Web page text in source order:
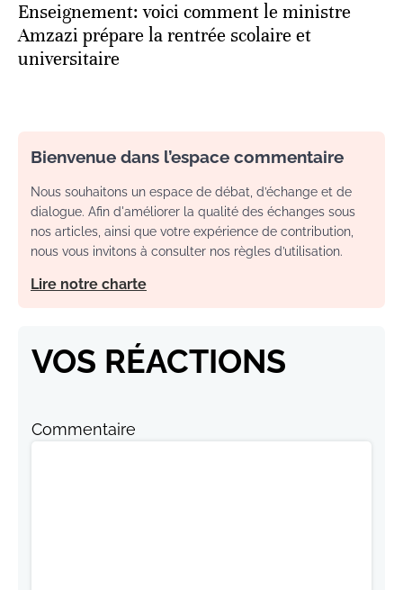
Enseignement: voici comment le ministre
Amzazi prépare la rentrée scolaire et
universitaire
Bienvenue dans l’espace commentaire
Nous souhaitons un espace de débat, d’échange et de
dialogue. Afin d'améliorer la qualité des échanges sous
nos articles, ainsi que votre expérience de contribution,
nous vous invitons à consulter nos règles d’utilisation.
Lire notre charte
VOS RÉACTIONS
Commentaire